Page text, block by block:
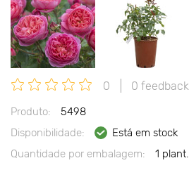
0 0 feedback
Produto:
5498
Disponibilidade:
Está em stock
Quantidade por embalagem:
1 plant.